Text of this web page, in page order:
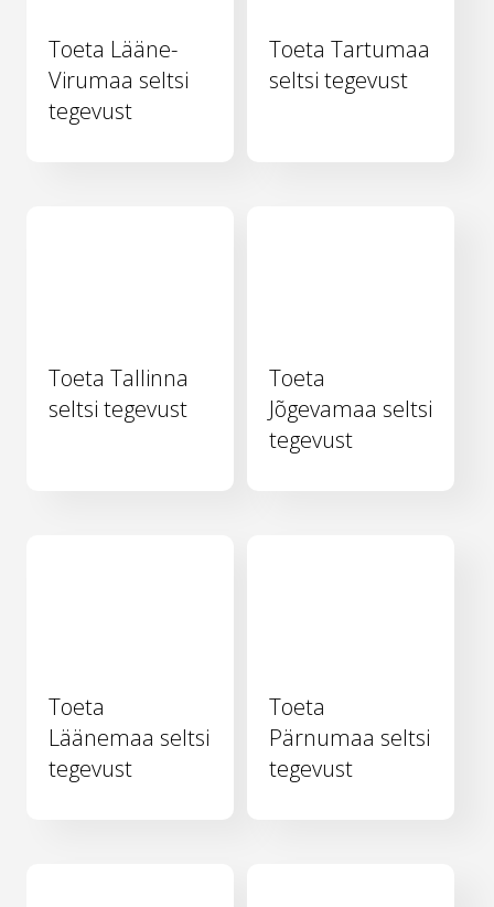
Toeta Lääne-
Virumaa seltsi
tegevust
Toeta Tartumaa
seltsi tegevust
Toeta Tallinna
seltsi tegevust
Toeta
Jõgevamaa seltsi
tegevust
Toeta
Läänemaa seltsi
tegevust
Toeta
Pärnumaa seltsi
tegevust